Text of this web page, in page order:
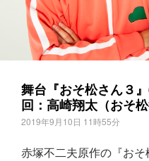
舞台『おそ松さん３
回：高崎翔太（おそ松
2019年9月10日 11時55分
赤塚不二夫原作の『お